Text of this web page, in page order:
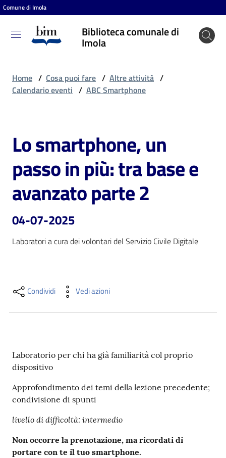
Vai al contenuto
Vai alla navigazione
Vai al footer
Comune di Imola
Biblioteca comunale di
Imola
Biblioteca
comunale
Cosa
puoi
fare
Scopri
contenuti
online
Casa
Piani
storico
Decentrate
Home / Cosa puoi fare / Altre attività /
Calendario eventi / ABC Smartphone
Salta al contenuto
Lo smartphone, un
passo in più: tra base e
avanzato parte 2
04-07-2025
Laboratori a cura dei volontari del Servizio Civile Digitale
Condividi Vedi azioni
Laboratorio per chi ha già familiarità col proprio
dispositivo
Approfondimento dei temi della lezione precedente;
condivisione di spunti
livello di difficoltà: intermedio
Non occorre la prenotazione, ma ricordati di
portare con te il tuo smartphone.